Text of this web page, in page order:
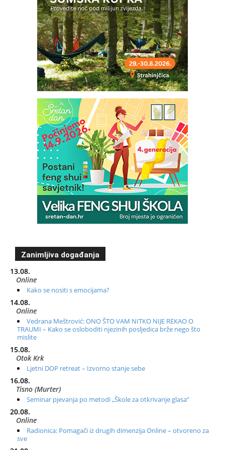
Zanimljiva događanja
13.08.
Online
Kako se nositi s emocijama?
14.08.
Online
Vedrana Meštrović: ONO ŠTO VAM NITKO NIJE REKAO O
TRAUMI – Kako se osloboditi njezinih posljedica brže nego što
mislite
15.08.
Otok Krk
Ljetni DOP retreat – Izvorno stanje sebe
16.08.
Tisno (Murter)
Seminar pjevanja po metodi „Škole za otkrivanje glasa“
20.08.
Online
Radionica: Pomagači iz drugih dimenzija Online – otvoreno za
sve